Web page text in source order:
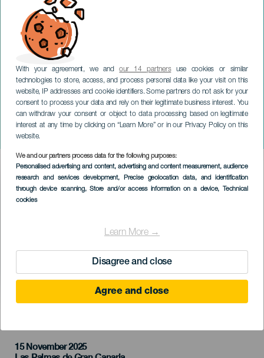
With your agreement, we andour 14 partnersuse cookies or similar
technologies to store, access, and process personal data like your visit on this
website, IP addresses and cookie identifiers. Some partners do not ask for your
consent to process your data and rely on their legitimate business interest. You
can withdraw your consent or object to data processing based on legitimate
interest at any time by clicking on “Learn More” or in our Privacy Policy on this
website.
We and our partners process data for the following purposes:
Personalised advertising and content, advertising and content measurement, audience
research and services development, Precise geolocation data, and identification
through device scanning, Store and/or access information on a device, Technical
cookies
Learn More →
Disagree and close
Agree and close
Gran Roda de Samba -
Tensamba
GRAN CANARIA
Imagen
Listado
15 November 2025